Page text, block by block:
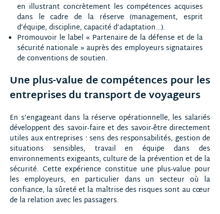
en illustrant concrètement les compétences acquises
dans le cadre de la réserve (management, esprit
d’équipe, discipline, capacité d’adaptation…).
Promouvoir le label « Partenaire de la défense et de la
sécurité nationale » auprès des employeurs signataires
de conventions de soutien.
Une plus-value de compétences pour les
entreprises du transport de voyageurs
En s’engageant dans la réserve opérationnelle, les salariés
développent des savoir-faire et des savoir-être directement
utiles aux entreprises : sens des responsabilités, gestion de
situations sensibles, travail en équipe dans des
environnements exigeants, culture de la prévention et de la
sécurité. Cette expérience constitue une plus-value pour
les employeurs, en particulier dans un secteur où la
confiance, la sûreté et la maîtrise des risques sont au cœur
de la relation avec les passagers.